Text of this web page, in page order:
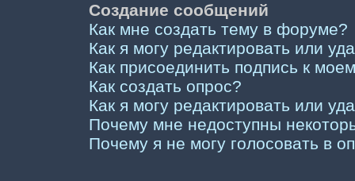
Создание сообщений
Как мне создать тему в форуме?
Как я могу редактировать или
Как присоединить подпись к
Как создать опрос?
Как я могу редактировать или
Почему мне недоступны
Почему я не могу голосовать в